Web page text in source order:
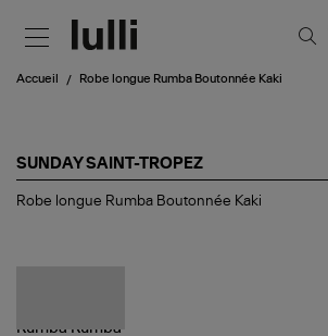
Accueil Robe longue Rumba Boutonnée Kaki
SUNDAY SAINT-TROPEZ
Robe
Robe longue Rumba Boutonnée Kaki